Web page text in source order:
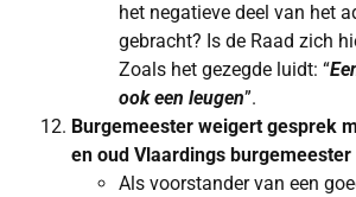
het negatieve deel van het
gebracht? Is de Raad zich
Zoals het gezegde luidt: “
ook een leugen”.
Burgemeester weigert gesprek
en oud Vlaardings burgemeester
Als voorstander van een